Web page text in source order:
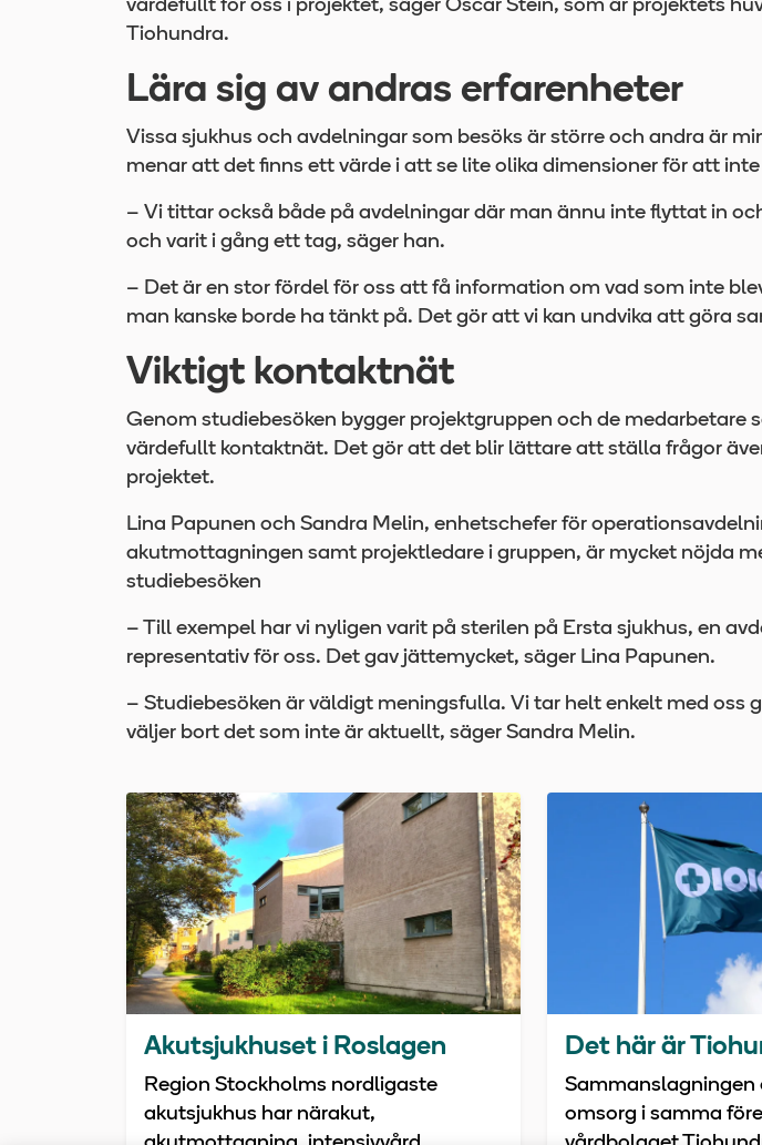
värdefullt för oss i projektet, säger Oscar Stein, som är projektets
Tiohundra.
Lära sig av andras erfarenheter
Vissa sjukhus och avdelningar som besöks är större och andra är
menar att det finns ett värde i att se lite olika dimensioner för att
– Vi tittar också både på avdelningar där man ännu inte flyttat in
och varit i gång ett tag, säger han.
– Det är en stor fördel för oss att få information om vad som inte
man kanske borde ha tänkt på. Det gör att vi kan undvika att göra
Viktigt kontaktnät
Genom studiebesöken bygger projektgruppen och de medarbetare
värdefullt kontaktnät. Det gör att det blir lättare att ställa frågor
projektet.
Lina Papunen och Sandra Melin, enhetschefer för
akutmottagningen samt projektledare i gruppen, är mycket nöjda
studiebesöken
– Till exempel har vi nyligen varit på sterilen på Ersta sjukhus, en
representativ för oss. Det gav jättemycket, säger Lina Papunen.
– Studiebesöken är väldigt meningsfulla. Vi tar helt enkelt med oss
väljer bort det som inte är aktuellt, säger Sandra Melin.
Akutsjukhuset i Roslagen
Region Stockholms nordligaste
akutsjukhus har närakut,
Det här är
Sammanslagningen
omsorg i samma